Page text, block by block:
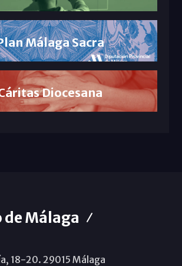
Málaga Sacra
Diocesana
Málaga
18-20. 29015 Málaga